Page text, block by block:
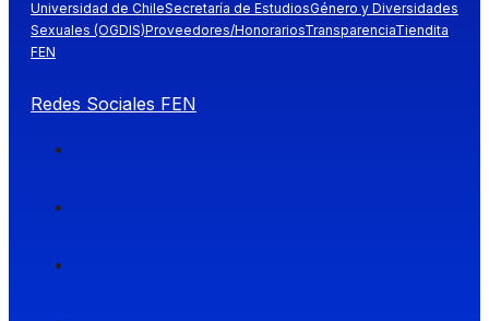
Universidad de ChileSecretaría de EstudiosGénero y Diversidades
Sexuales (OGDIS)Proveedores/HonorariosTransparenciaTiendita
FEN
Redes Sociales FEN